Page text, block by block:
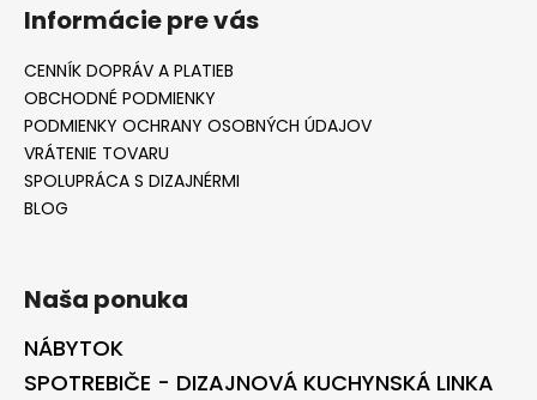
Informácie pre vás
CENNÍK DOPRÁV A PLATIEB
OBCHODNÉ PODMIENKY
PODMIENKY OCHRANY OSOBNÝCH ÚDAJOV
VRÁTENIE TOVARU
SPOLUPRÁCA S DIZAJNÉRMI
BLOG
Naša ponuka
NÁBYTOK
SPOTREBIČE - DIZAJNOVÁ KUCHYNSKÁ LINKA